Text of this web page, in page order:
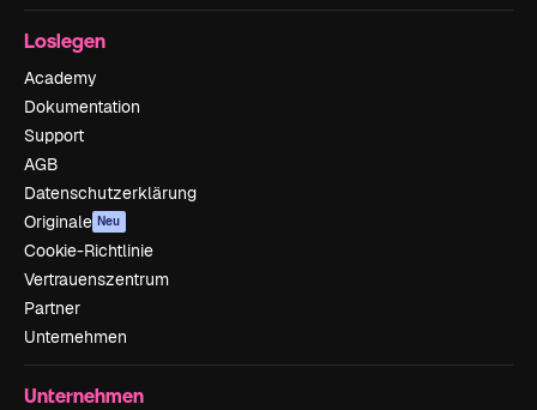
Loslegen
Academy
Dokumentation
Support
AGB
Datenschutzerklärung
Originale Neu
Cookie-Richtlinie
Vertrauenszentrum
Partner
Unternehmen
Unternehmen